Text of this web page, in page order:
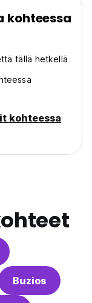
kohteessa
tällä hetkellä
kohteessa
Buzios